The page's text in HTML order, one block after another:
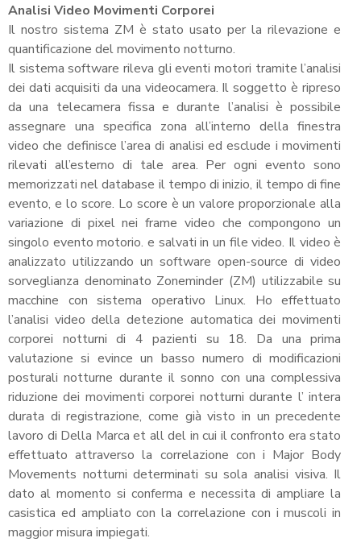
Analisi Video Movimenti Corporei
Il nostro sistema ZM è stato usato per la rilevazione e
quantificazione del movimento notturno.
Il sistema software rileva gli eventi motori tramite l’analisi
dei dati acquisiti da una videocamera. Il soggetto è ripreso
da una telecamera fissa e durante l’analisi è possibile
assegnare una specifica zona all’interno della finestra
video che definisce l’area di analisi ed esclude i movimenti
rilevati all’esterno di tale area. Per ogni evento sono
memorizzati nel database il tempo di inizio, il tempo di fine
evento, e lo score. Lo score è un valore proporzionale alla
variazione di pixel nei frame video che compongono un
singolo evento motorio. e salvati in un file video. Il video è
analizzato utilizzando un software open-source di video
sorveglianza denominato Zoneminder (ZM) utilizzabile su
macchine con sistema operativo Linux. Ho effettuato
l’analisi video della detezione automatica dei movimenti
corporei notturni di 4 pazienti su 18. Da una prima
valutazione si evince un basso numero di modificazioni
posturali notturne durante il sonno con una complessiva
riduzione dei movimenti corporei notturni durante l’ intera
durata di registrazione, come già visto in un precedente
lavoro di Della Marca et all del in cui il confronto era stato
effettuato attraverso la correlazione con i Major Body
Movements notturni determinati su sola analisi visiva. Il
dato al momento si conferma e necessita di ampliare la
casistica ed ampliato con la correlazione con i muscoli in
maggior misura impiegati.